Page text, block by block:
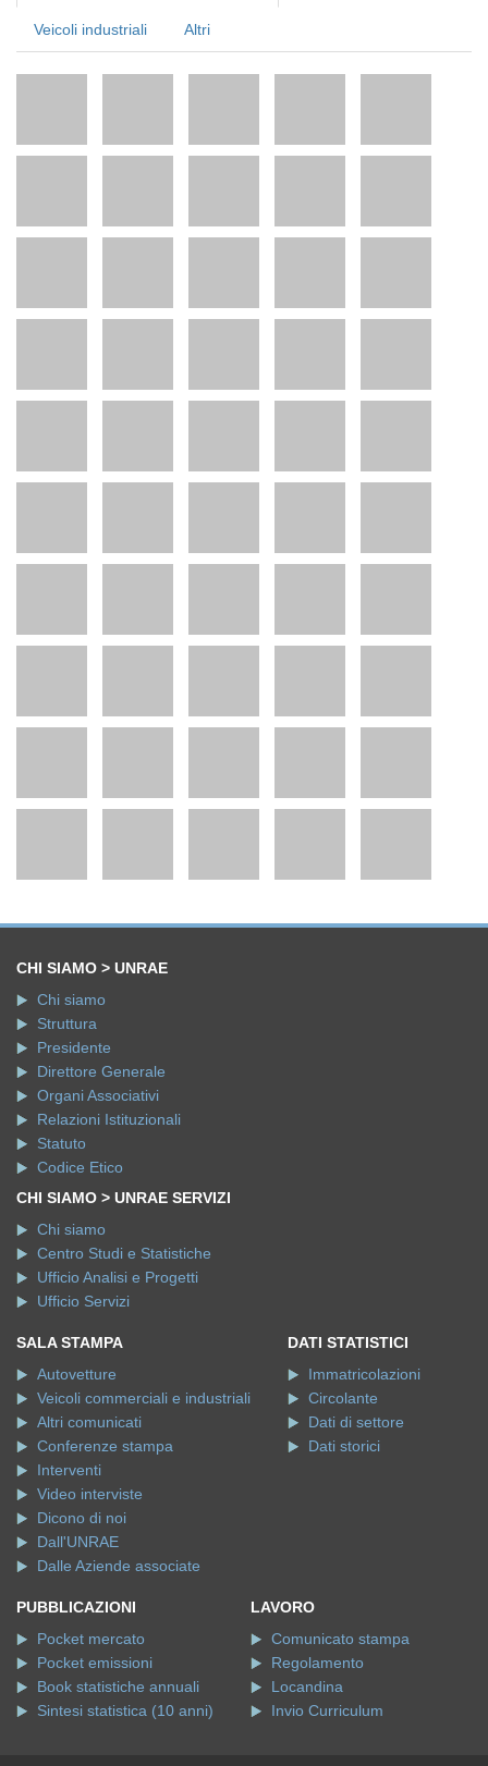
Veicoli industriali Altri
CHI SIAMO > UNRAE
Chi siamo
Struttura
Presidente
Direttore Generale
Organi Associativi
Relazioni Istituzionali
Statuto
Codice Etico
CHI SIAMO > UNRAE SERVIZI
Chi siamo
Centro Studi e Statistiche
Ufficio Analisi e Progetti
Ufficio Servizi
SALA STAMPA
Autovetture
Veicoli commerciali e industriali
Altri comunicati
Conferenze stampa
Interventi
Video interviste
Dicono di noi
Dall'UNRAE
Dalle Aziende associate
DATI STATISTICI
Immatricolazioni
Circolante
Dati di settore
Dati storici
PUBBLICAZIONI
Pocket mercato
Pocket emissioni
Book statistiche annuali
Sintesi statistica (10 anni)
LAVORO
Comunicato stampa
Regolamento
Locandina
Invio Curriculum